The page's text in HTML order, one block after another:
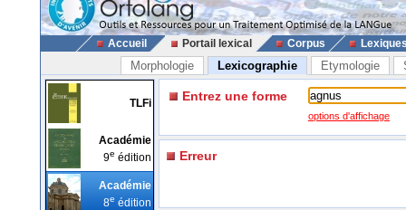
Accueil Portail lexical Corpus
Morphologie Lexicographie Etymologie
TLFi
Académie
9e édition
Académie
8e édition
Entrez une forme
options d'affichage
Erreur